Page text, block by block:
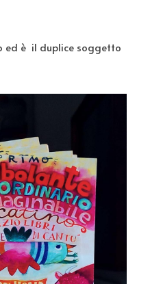
ed è  il duplice soggetto